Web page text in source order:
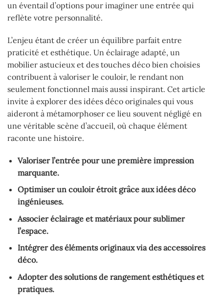
un éventail d’options pour imaginer une entrée qui
reflète votre personnalité.
L’enjeu étant de créer un équilibre parfait entre
praticité et esthétique. Un éclairage adapté, un
mobilier astucieux et des touches déco bien choisies
contribuent à valoriser le couloir, le rendant non
seulement fonctionnel mais aussi inspirant. Cet article
invite à explorer des idées déco originales qui vous
aideront à métamorphoser ce lieu souvent négligé en
une véritable scène d’accueil, où chaque élément
raconte une histoire.
Valoriser l’entrée pour une première impression
marquante.
Optimiser un couloir étroit grâce aux idées déco
ingénieuses.
Associer éclairage et matériaux pour sublimer
l’espace.
Intégrer des éléments originaux via des accessoires
déco.
Adopter des solutions de rangement esthétiques et
pratiques.